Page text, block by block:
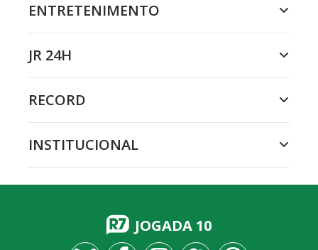
ENTRETENIMENTO
JR 24H
RECORD
INSTITUCIONAL
JOGADA 10